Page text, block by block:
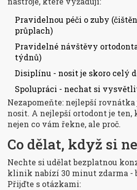
Pravidelnou péči o zuby
průplach)
Pravidelné návštěvy
týdnů)
Disiplínu - nosit je skoro celý
Spolupráci - nechat si
Nezapomeňte: nejlepší rovnátka
nosit. A nejlepší ortodont je ten,
nejen co vám řekne, ale proč.
Co dělat, když si
Nechte si udělat bezplatnou
klinik nabízí 30 minut zdarma -
Přijďte s otázkami: